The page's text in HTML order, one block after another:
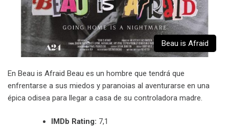
Beau is Afraid
En Beau is Afraid Beau es un hombre que tendrá que
enfrentarse a sus miedos y paranoias al aventurarse en una
épica odisea para llegar a casa de su controladora madre.
IMDb Rating: 7,1